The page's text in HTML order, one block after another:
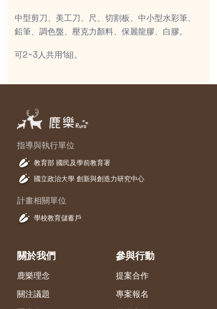
中型剪刀、美工刀、尺、切割板、中小型水彩筆、
鉛筆、調色盤、壓克力顏料、保麗龍膠、白膠。
可2~3人共用1組。
指導與執行單位
教育部 國民及學前教育署
國立政治大學 創新與創造力研究中心
計畫相關單位
學校教育儲蓄戶
關於我們
鹿樂理念
關注議題
參與行動
提案合作
專案報名